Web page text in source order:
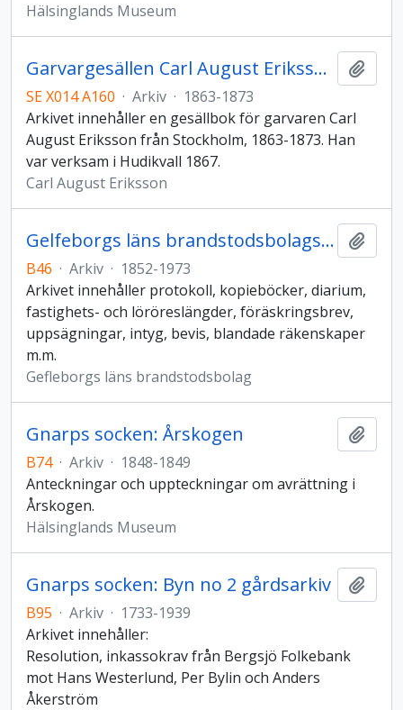
Hälsinglands Museum
Garvargesällen Carl August Erikssons arkiv
SE X014 A160 · Arkiv · 1863-1873
Arkivet innehåller en gesällbok för garvaren Carl
August Eriksson från Stockholm, 1863-1873. Han
var verksam i Hudikvall 1867.
Carl August Eriksson
Gelfeborgs läns brandstodsbolags arkiv
B46 · Arkiv · 1852-1973
Arkivet innehåller protokoll, kopieböcker, diarium,
fastighets- och löröreslängder, föräskringsbrev,
uppsägningar, intyg, bevis, blandade räkenskaper
m.m.
Gefleborgs läns brandstodsbolag
Gnarps socken: Årskogen
B74 · Arkiv · 1848-1849
Anteckningar och uppteckningar om avrättning i
Årskogen.
Hälsinglands Museum
Gnarps socken: Byn no 2 gårdsarkiv
B95 · Arkiv · 1733-1939
Arkivet innehåller:
Resolution, inkassokrav från Bergsjö Folkebank
mot Hans Westerlund, Per Bylin och Anders
Åkerström